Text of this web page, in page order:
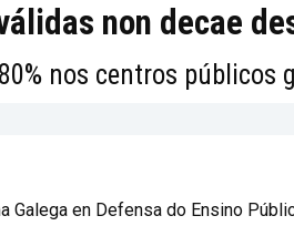
non decae
nos centros públicos
Galega en Defensa do Ensino